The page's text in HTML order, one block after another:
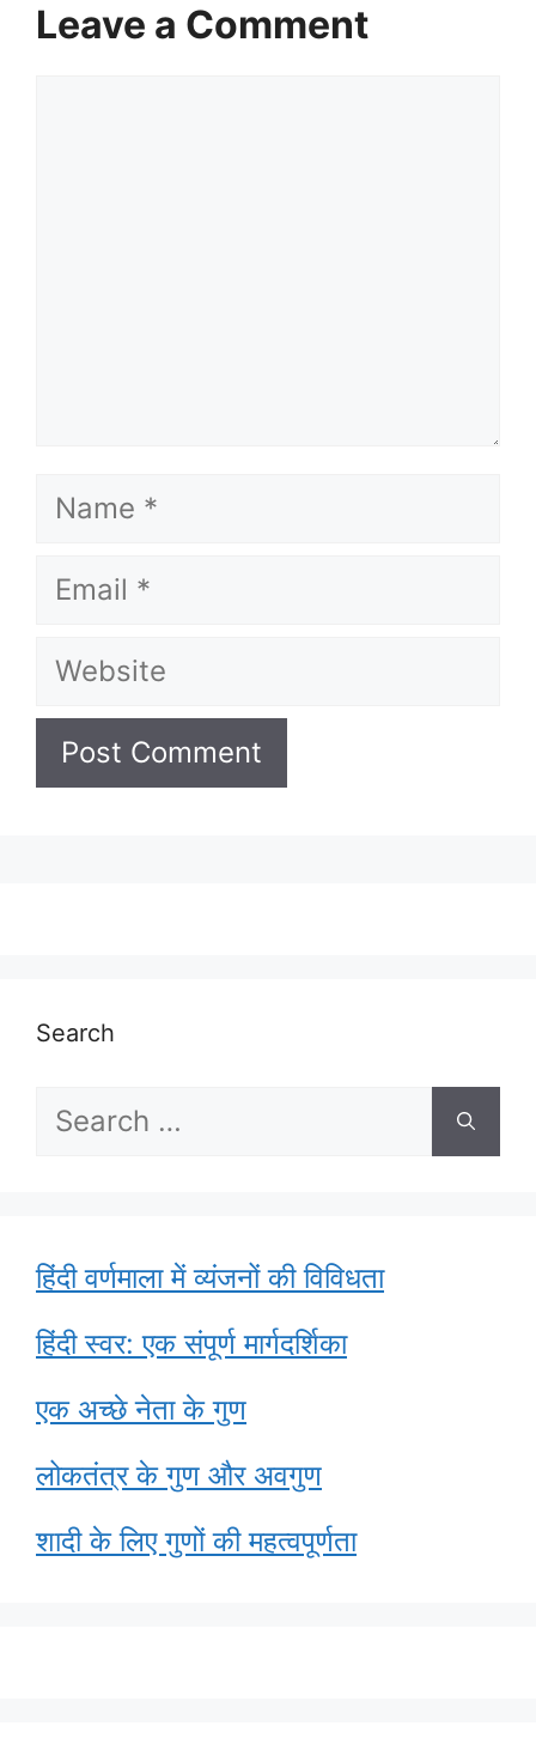
Leave a Comment
Name
Email
Website
Search
Search
हिंदी वर्णमाला में व्यंजनों की विविधता
हिंदी स्वर: एक संपूर्ण मार्गदर्शिका
एक अच्छे नेता के गुण
लोकतंत्र के गुण और अवगुण
शादी के लिए गुणों की महत्वपूर्णता